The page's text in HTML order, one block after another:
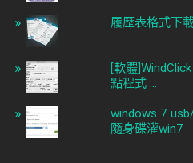
履歷表格式下
[軟體
點程式 ...
windows 7
隨身碟灌win7